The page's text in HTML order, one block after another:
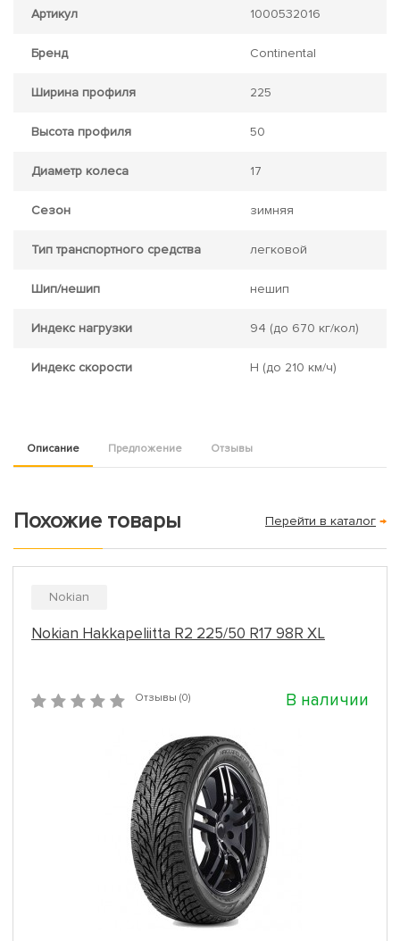
Артикул 1000532016
Бренд Continental
Ширина профиля 225
Высота профиля 50
Диаметр колеса 17
Сезон зимняя
Тип транспортного средства легковой
Шип/нешип нешип
Индекс нагрузки 94 (до 670 кг/кол)
Индекс скорости H (до 210 км/ч)
Описание Предложение Отзывы
Похожие товары Перейти в каталог →
Nokian
Nokian Hakkapeliitta R2 225/50 R17 98R XL
Отзывы (0) В наличии